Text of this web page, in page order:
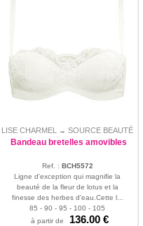
LISE CHARMEL → SOURCE BEAUTÉ
Bandeau bretelles amovibles
Ref. : BCH5572
Ligne d'exception qui magnifie la
beauté de la fleur de lotus et la
finesse des herbes d'eau.Cette l...
85 - 90 - 95 - 100 - 105
à partir de
136.00 €